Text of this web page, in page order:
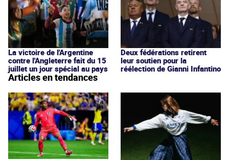
La victoire de l'Argentine
contre l'Angleterre fait du 15
juillet un jour spécial au pays
Deux fédérations retirent
leur soutien pour la
réélection de Gianni Infantino
Articles en tendances